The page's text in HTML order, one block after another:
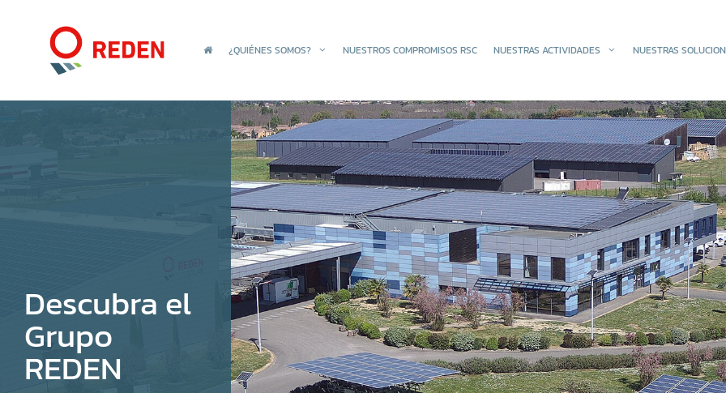
¿QUIÉNES SOMOS? NUESTROS COMPROMISOS RSC NUESTRAS ACTIVIDADES NUESTRAS
Descubra el
Grupo
REDEN